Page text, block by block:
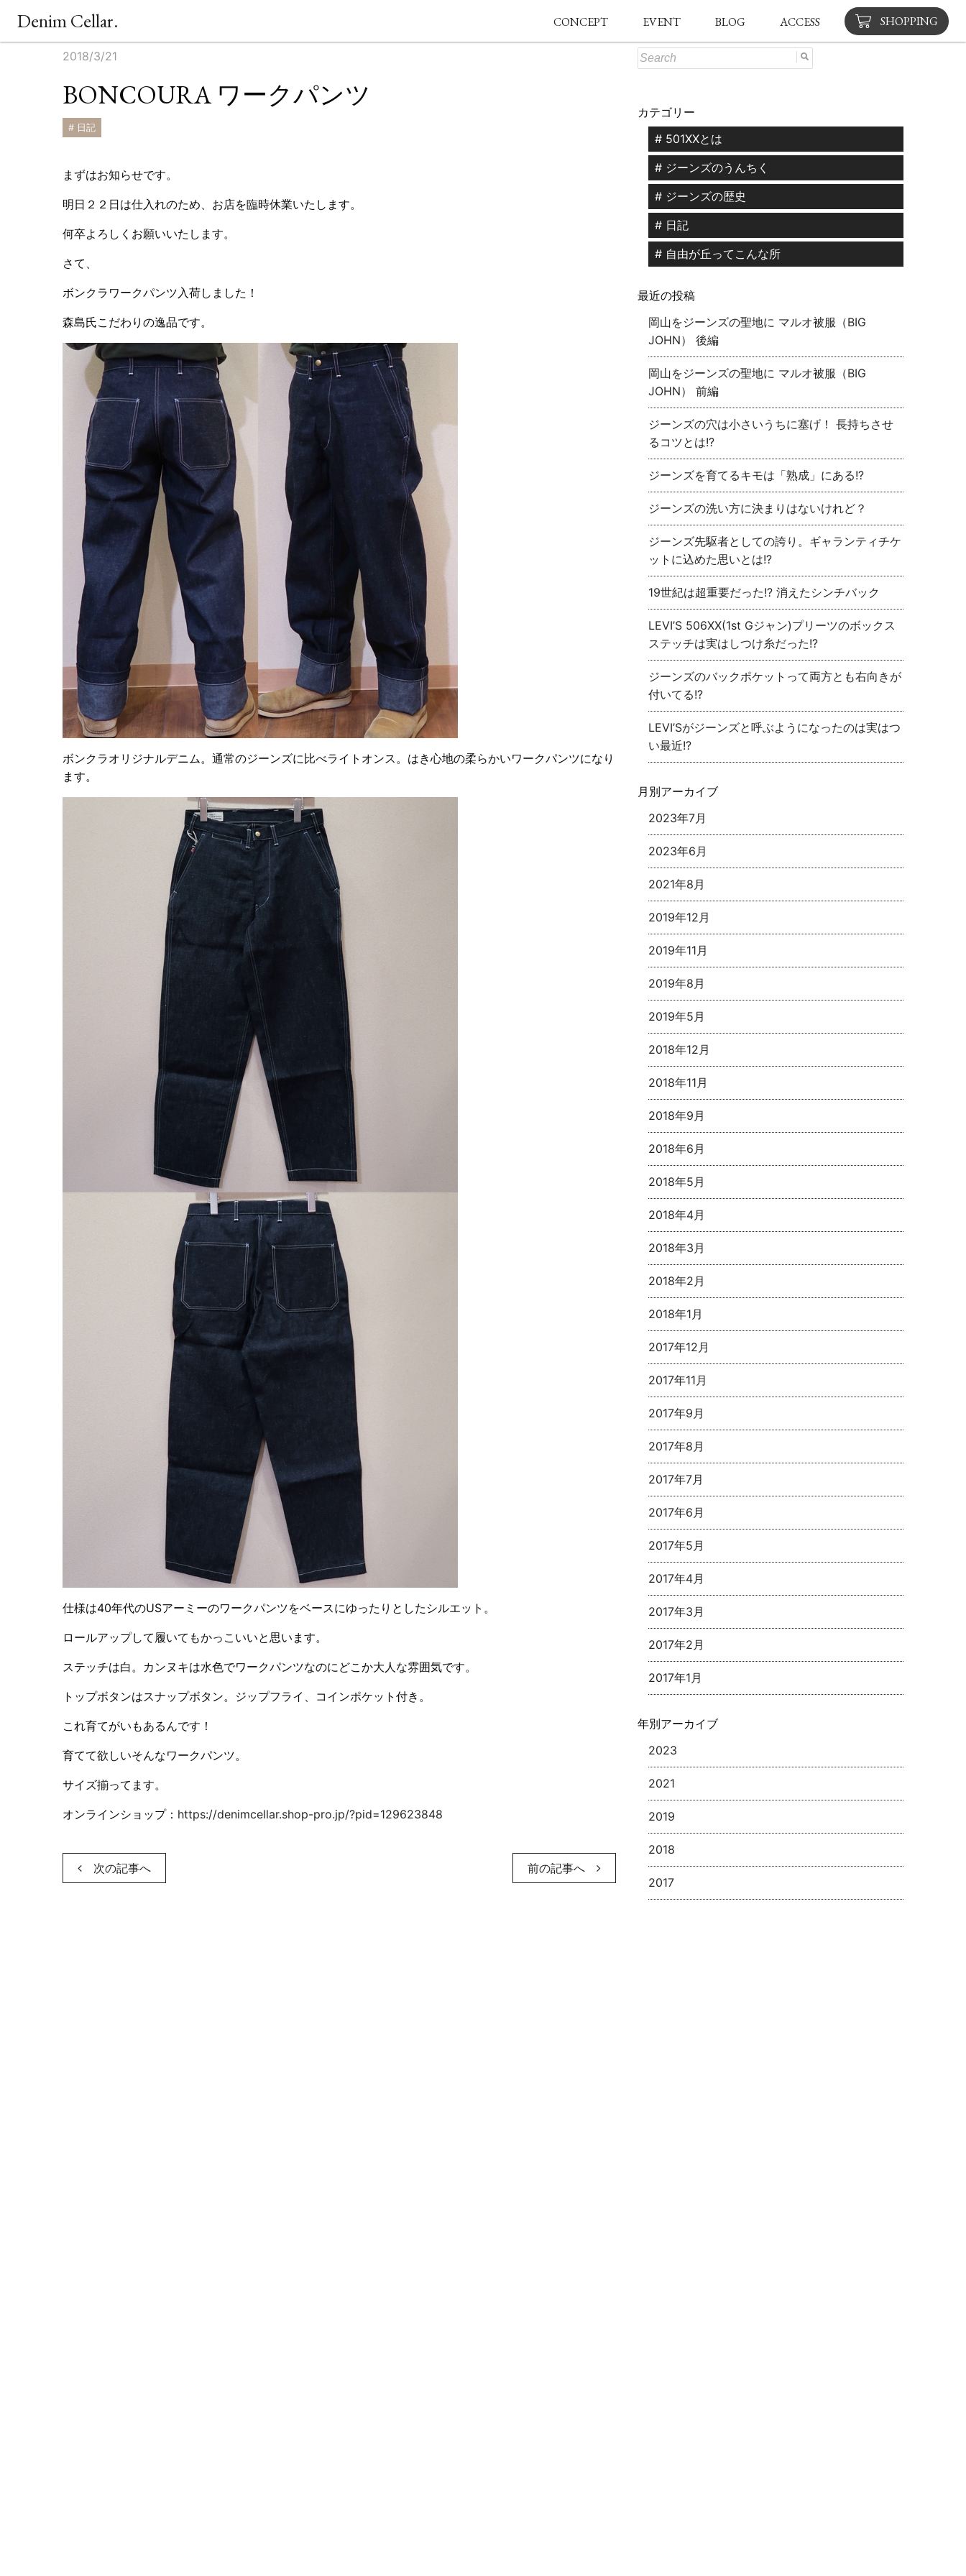
Denim Cellar. CONCEPT EVENT BLOG ACCESS SHOPPING
2018/3/21
BONCOURA ワークパンツ
# 日記
まずはお知らせです。
明日２２日は仕入れのため、お店を臨時休業いたします。
何卒よろしくお願いいたします。
さて、
ボンクラワークパンツ入荷しました！
森島氏こだわりの逸品です。
ボンクラオリジナルデニム。通常のジーンズに比べライトオンス。はき心地の柔らかいワークパンツになり
ます。
仕様は40年代のUSアーミーのワークパンツをベースにゆったりとしたシルエット。
ロールアップして履いてもかっこいいと思います。
ステッチは白。カンヌキは水色でワークパンツなのにどこか大人な雰囲気です。
トップボタンはスナップボタン。ジップフライ、コインポケット付き。
これ育てがいもあるんです！
育てて欲しいそんなワークパンツ。
サイズ揃ってます。
オンラインショップ： https://denimcellar.shop-pro.jp/?pid=129623848
次の記事へ 前の記事へ
カテゴリー
# 501XXとは
# ジーンズのうんちく
# ジーンズの歴史
# 日記
# 自由が丘ってこんな所
最近の投稿
岡山をジーンズの聖地に マルオ被服（BIG
JOHN） 後編
岡山をジーンズの聖地に マルオ被服（BIG
JOHN） 前編
ジーンズの穴は小さいうちに塞げ！ 長持ちさせ
るコツとは!?
ジーンズを育てるキモは「熟成」にある!?
ジーンズの洗い方に決まりはないけれど？
ジーンズ先駆者としての誇り。ギャランティチケ
ットに込めた思いとは!?
19世紀は超重要だった!? 消えたシンチバック
LEVI’S 506XX(1st Gジャン)プリーツのボックス
ステッチは実はしつけ糸だった!?
ジーンズのバックポケットって両方とも右向きが
付いてる!?
LEVI’Sがジーンズと呼ぶようになったのは実はつ
い最近!?
月別アーカイブ
2023年7月
2023年6月
2021年8月
2019年12月
2019年11月
2019年8月
2019年5月
2018年12月
2018年11月
2018年9月
2018年6月
2018年5月
2018年4月
2018年3月
2018年2月
2018年1月
2017年12月
2017年11月
2017年9月
2017年8月
2017年7月
2017年6月
2017年5月
2017年4月
2017年3月
2017年2月
2017年1月
年別アーカイブ
2023
2021
2019
2018
2017